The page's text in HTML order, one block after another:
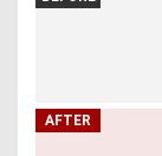
AFTER